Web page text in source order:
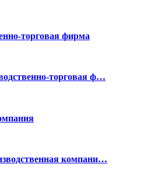
торговая фирма
торговая ф…
компани…